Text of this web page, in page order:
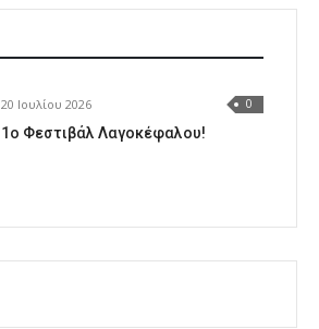
20 Ιουλίου 2026 0
1o Φεστιβάλ Λαγοκέφαλου!